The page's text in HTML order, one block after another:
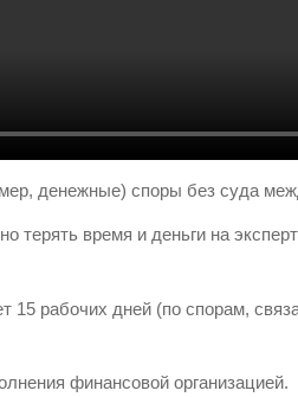
денежные) споры без суда
терять время и деньги на
рабочих дней (по спорам,
финансовой организацией.